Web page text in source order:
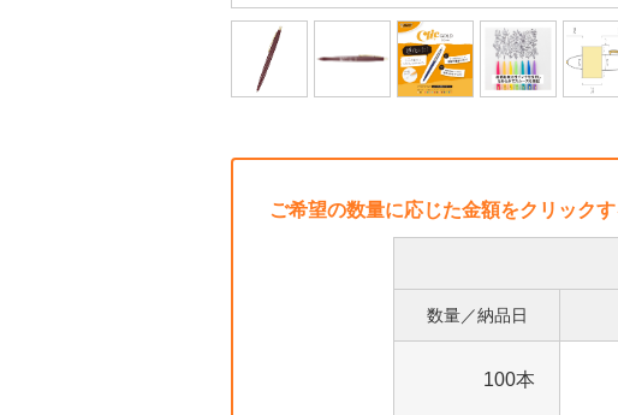
ご希望の数量に応じた金額をクリック
数量／納品日
100本